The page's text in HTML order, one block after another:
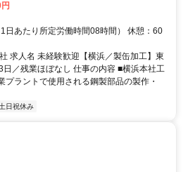
う、未経験育成を前提としたポジション
日あたり所定労働時間08時間） 休憩：60
求人名 未経験歓迎【横浜／製缶加工】東
／残業ほぼなし 仕事の内容 ■横浜本社工
プラントで使用される鋼製部品の製作・
日祝休み